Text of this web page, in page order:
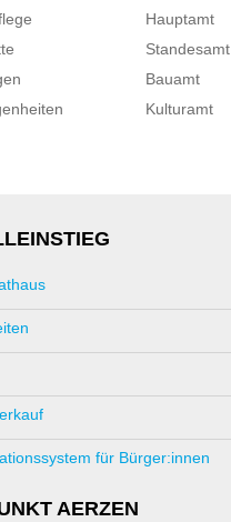
Hauptamt
Standesamt
Bauamt
Kulturamt
für Bürger:innen
AERZEN